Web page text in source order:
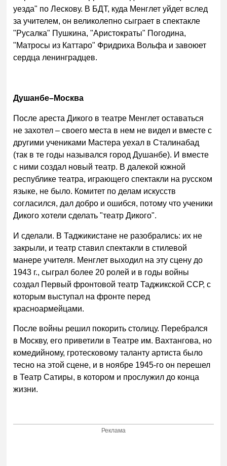
уезда" по Лескову. В БДТ, куда Менглет уйдет вслед
за учителем, он великолепно сыграет в спектакле
"Русалка" Пушкина, "Аристократы" Погодина,
"Матросы из Каттаро" Фридриха Вольфа и завоюет
сердца ленинградцев.
Душанбе–Москва
После ареста Дикого в театре Менглет оставаться
не захотел – своего места в нем не видел и вместе с
другими учениками Мастера уехал в Сталинабад
(так в те годы назывался город Душанбе). И вместе
с ними создал новый театр. В далекой южной
республике театра, играющего спектакли на русском
языке, не было. Комитет по делам искусств
согласился, дал добро и ошибся, потому что ученики
Дикого хотели сделать "театр Дикого".
И сделали. В Таджикистане не разобрались: их не
закрыли, и театр ставил спектакли в стилевой
манере учителя. Менглет выходил на эту сцену до
1943 г., сыграл более 20 ролей и в годы войны
создал Первый фронтовой театр Таджикской ССР, с
которым выступал на фронте перед
красноармейцами.
После войны решил покорить столицу. Перебрался
в Москву, его приветили в Театре им. Вахтангова, но
комедийному, гротесковому таланту артиста было
тесно на этой сцене, и в ноябре 1945-го он перешел
в Театр Cатиры, в котором и прослужил до конца
жизни.
Реклама